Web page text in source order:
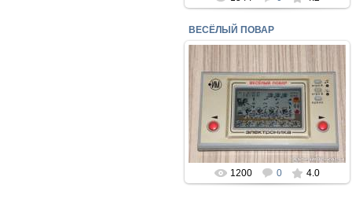
ВЕСЁЛЫЙ ПОВАР
30.03.2016
ИГРА "ЭЛЕКТРОНИКА" "ВЕСЁЛЫЙ
ПОВАР"
perepelin
1200 0 4.0